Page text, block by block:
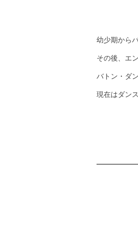
幼少期から
その後、エ
バトン・ダ
現在はダン